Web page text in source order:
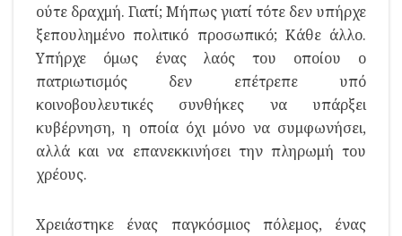
ούτε δραχμή. Γιατί; Μήπως γιατί τότε δεν υπήρχε
ξεπουλημένο πολιτικό προσωπικό; Κάθε άλλο.
Υπήρχε όμως ένας λαός του οποίου ο
πατριωτισμός δεν επέτρεπε υπό
κοινοβουλευτικές συνθήκες να υπάρξει
κυβέρνηση, η οποία όχι μόνο να συμφωνήσει,
αλλά και να επανεκκινήσει την πληρωμή του
χρέους.
Χρειάστηκε ένας παγκόσμιος πόλεμος, ένας